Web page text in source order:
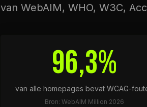
van WebAIM, WHO, W3C,
96,3%
van alle homepages bevat WCAG-
Bron: WebAIM Million 2026